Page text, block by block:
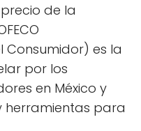
de la
es la
por los
en México y
herramientas para